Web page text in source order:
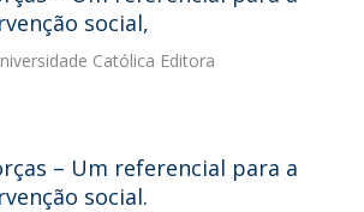
social,
Católica Editora
– Um referencial para a
social.